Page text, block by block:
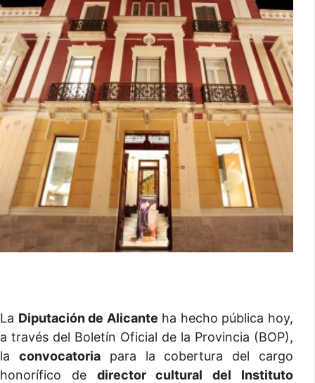
La Diputación de Alicante ha hecho pública hoy,
a través del Boletín Oficial de la Provincia (BOP),
la convocatoriapara la cobertura del cargo
honorífico de director cultural del Instituto